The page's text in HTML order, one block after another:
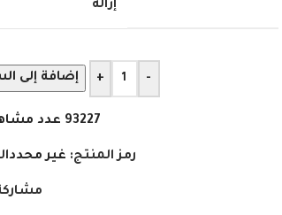
إزالة
-
+ إضافة إلى
93227 عدد
رمز المنتج: غير محدد